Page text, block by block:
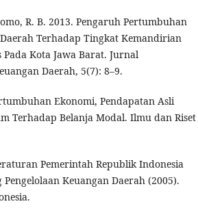
R. B. 2013. Pengaruh Pertumbuhan
Terhadap Tingkat Kemandirian
Kota Jawa Barat. Jurnal
Daerah, 5(7): 8–9.
Ekonomi, Pendapatan Asli
Terhadap Belanja Modal. Ilmu dan Riset
Pemerintah Republik Indonesia
Keuangan Daerah (2005).